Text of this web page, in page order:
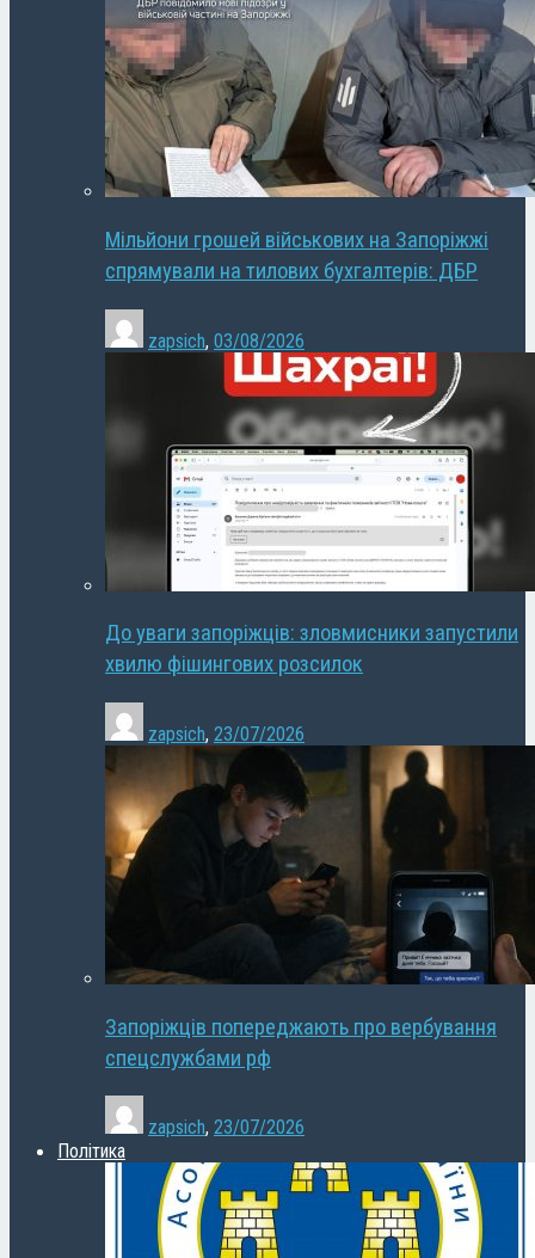
Мільйони грошей військових на Запоріжжі
спрямували на тилових бухгалтерів: ДБР
zapsich, 03/08/2026
До уваги запоріжців: зловмисники запустили
хвилю фішингових розсилок
zapsich, 23/07/2026
Запоріжців попереджають про вербування
спецслужбами рф
zapsich, 23/07/2026
Політика